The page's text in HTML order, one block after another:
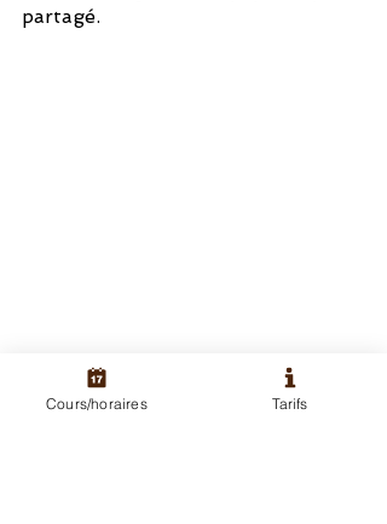
partagé.
Cours/horaires Tarifs